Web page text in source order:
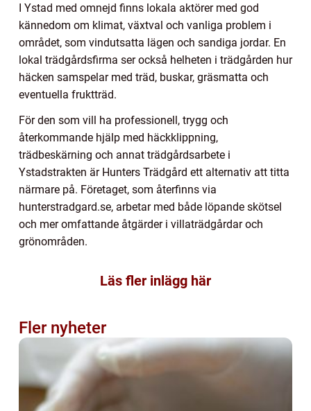
I Ystad med omnejd finns lokala aktörer med god
kännedom om klimat, växtval och vanliga problem i
området, som vindutsatta lägen och sandiga jordar. En
lokal trädgårdsfirma ser också helheten i trädgården hur
häcken samspelar med träd, buskar, gräsmatta och
eventuella fruktträd.
För den som vill ha professionell, trygg och
återkommande hjälp med häckklippning,
trädbeskärning och annat trädgårdsarbete i
Ystadstrakten är Hunters Trädgård ett alternativ att titta
närmare på. Företaget, som återfinns via
hunterstradgard.se, arbetar med både löpande skötsel
och mer omfattande åtgärder i villaträdgårdar och
grönområden.
Läs fler inlägg här
Fler nyheter